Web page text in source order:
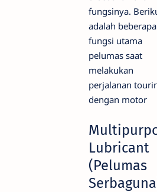
fungsinya.
adalah beberapa
fungsi utama
pelumas saat
melakukan
perjalanan
dengan motor
Lubricant
(Pelumas